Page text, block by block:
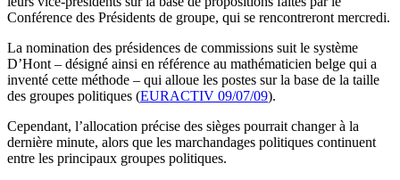
Conférence des Présidents de groupe, qui se rencontreront mercredi.
La nomination des présidences de commissions suit le système
D’Hont – désigné ainsi en référence au mathématicien belge qui a
inventé cette méthode – qui alloue les postes sur la base de la taille
des groupes politiques (EURACTIV 09/07/09).
Cependant, l’allocation précise des sièges pourrait changer à la
dernière minute, alors que les marchandages politiques continuent
entre les principaux groupes politiques.